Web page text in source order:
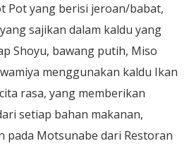
Pot yang berisi jeroan/babat,
sajikan dalam kaldu yang
Shoyu, bawang putih, Miso
menggunakan kaldu Ikan
rasa, yang memberikan
setiap bahan makanan,
pada Motsunabe dari Restoran